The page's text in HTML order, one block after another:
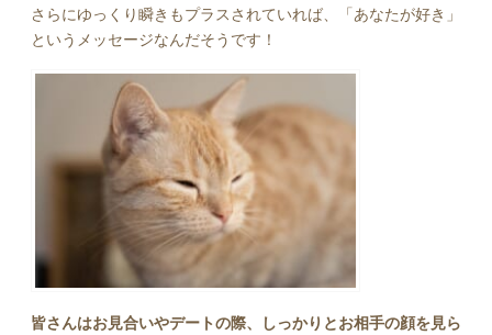
さらにゆっくり瞬きもプラスされていれば、「あなたが好き」
というメッセージなんだそうです！
皆さんはお見合いやデートの際、しっかりとお相手の顔を見ら